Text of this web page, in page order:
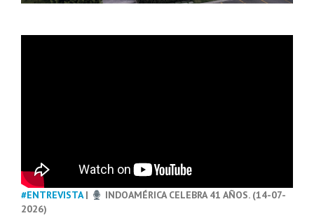
#ENTREVISTA|
INDOAMÉRICA CELEBRA 41 AÑOS. (14-07-
2026)